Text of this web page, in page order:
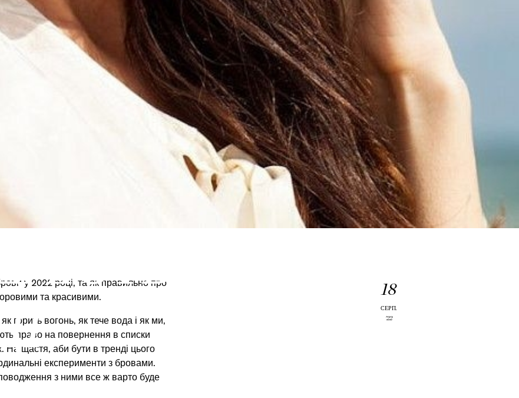
БРОВИ
у 2022 році, та як правильно про
та красивими.
горить вогонь, як тече вода і як ми,
право на повернення в списки
На щастя, аби бути в тренді цього
експерименти з бровами.
з ними все ж варто буде
18
СЕРП.
'22